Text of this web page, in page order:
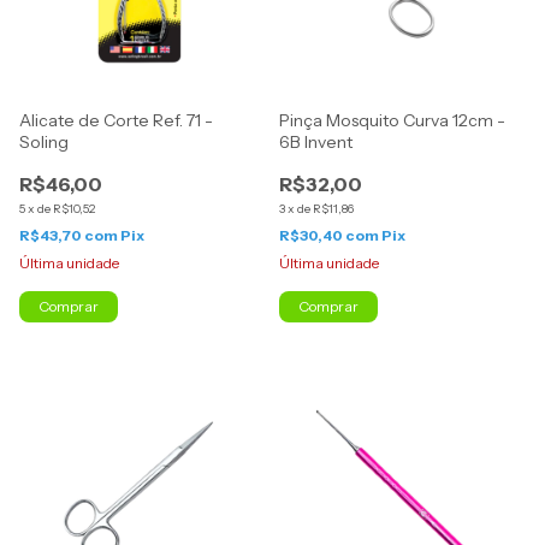
Alicate de Corte Ref. 71 -
Soling
R$46,00
5x de R$10,52
R$43,70 com Pix
Última unidade
Pinça Mosquito Curva 12cm -
6B Invent
R$32,00
3x de R$11,86
R$30,40 com Pix
Última unidade